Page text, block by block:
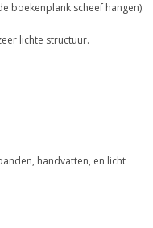
boekenplank scheef hangen).
lichte structuur.
handvatten, en licht